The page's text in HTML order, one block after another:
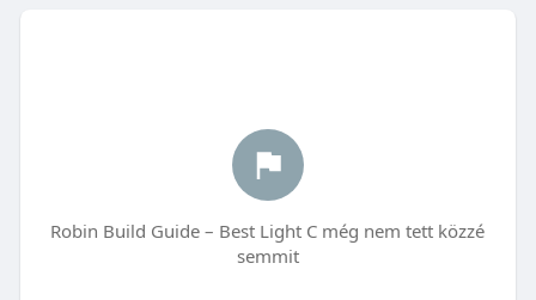
Robin Build Guide – Best Light C még nem tett közzé
semmit